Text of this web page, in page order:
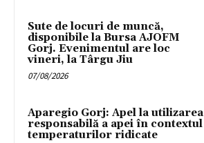
Sute de locuri de muncă,
disponibile la Bursa AJOFM
Gorj. Evenimentul are loc
vineri, la Târgu Jiu
07/08/2026
Aparegio Gorj: Apel la utilizarea
responsabilă a apei în contextul
temperaturilor ridicate